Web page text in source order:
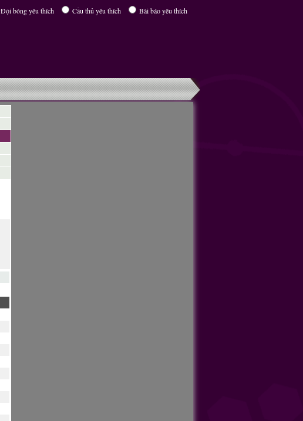
Đội bóng yêu thích Cầu thủ yêu thích Bài báo yêu thích